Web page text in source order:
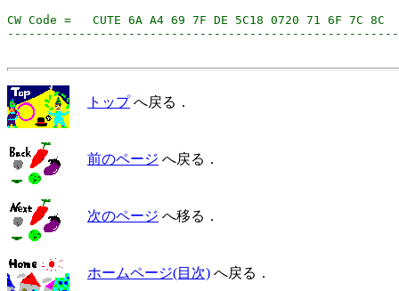
CW Code =   CUTE 6A A4 69 7F DE 5C18 0720 71 6F 7C 8C
トップへ戻る．
前のページ へ戻る．
次のページ へ移る．
ホームページ(目次) へ戻る．